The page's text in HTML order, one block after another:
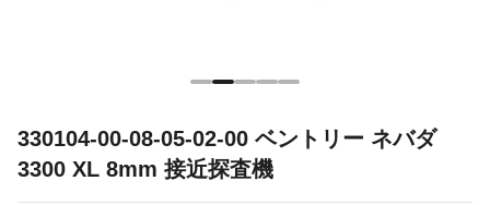
330104-00-08-05-02-00 ベントリー ネバダ
3300 XL 8mm 接近探査機